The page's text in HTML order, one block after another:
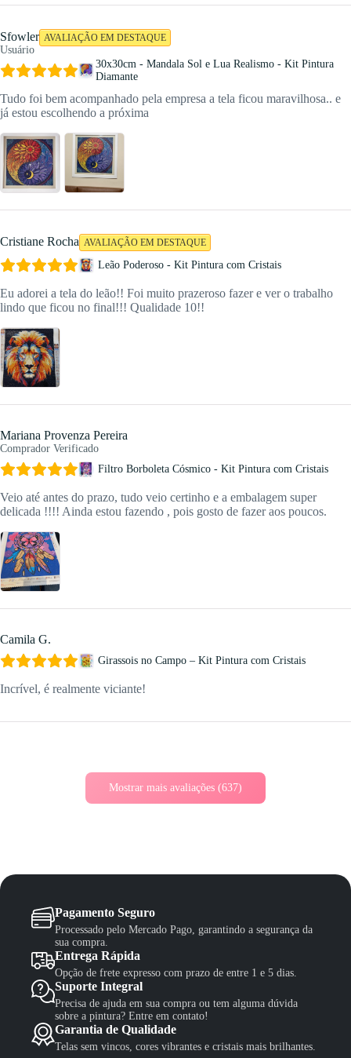
Sfowler
Usuário
AVALIAÇÃO EM DESTAQUE
30x30cm - Mandala Sol e Lua Realismo - Kit Pintura
Diamante
Tudo foi bem acompanhado pela empresa a tela ficou maravilhosa.. e
já estou escolhendo a próxima
Cristiane Rocha AVALIAÇÃO EM DESTAQUE
Leão Poderoso - Kit Pintura com Cristais
Eu adorei a tela do leão!! Foi muito prazeroso fazer e ver o trabalho
lindo que ficou no final!!! Qualidade 10!!
Mariana Provenza Pereira
Comprador Verificado
Filtro Borboleta Cósmico - Kit Pintura com Cristais
Veio até antes do prazo, tudo veio certinho e a embalagem super
delicada !!!! Ainda estou fazendo , pois gosto de fazer aos poucos.
Camila G.
Girassois no Campo – Kit Pintura com Cristais
Incrível, é realmente viciante!
Mostrar mais avaliações (637)
Pagamento Seguro
Processado pelo Mercado Pago, garantindo a segurança da
sua compra.
Entrega Rápida
Opção de frete expresso com prazo de entre 1 e 5 dias.
Suporte Integral
Precisa de ajuda em sua compra ou tem alguma dúvida
sobre a pintura? Entre em contato!
Garantia de Qualidade
Telas sem vincos, cores vibrantes e cristais mais brilhantes.